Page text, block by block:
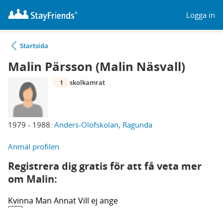
Logga in
Startsida
Malin Pärsson (Malin Näsvall)
1979 - 1988: Anders-Olofskolan, Ragunda
1 skolkamrat
Anmäl profilen
Registrera dig gratis för att få veta mer
om Malin:
Kvinna Man AnnatVill ej ange